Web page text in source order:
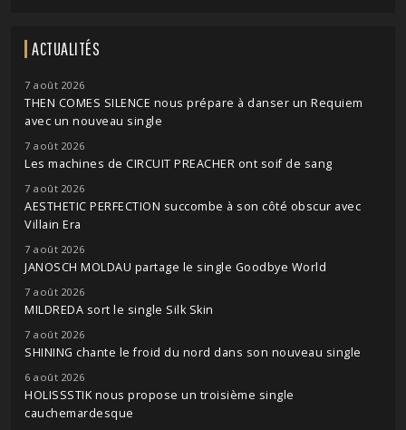
ACTUALITÉS
7 août 2026
THEN COMES SILENCE nous prépare à danser un Requiem
avec un nouveau single
7 août 2026
Les machines de CIRCUIT PREACHER ont soif de sang
7 août 2026
AESTHETIC PERFECTION succombe à son côté obscur avec
Villain Era
7 août 2026
JANOSCH MOLDAU partage le single Goodbye World
7 août 2026
MILDREDA sort le single Silk Skin
7 août 2026
SHINING chante le froid du nord dans son nouveau single
6 août 2026
HOLISSSTIK nous propose un troisième single
cauchemardesque